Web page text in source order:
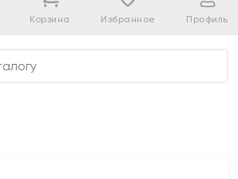
Корзина Избранное Профиль